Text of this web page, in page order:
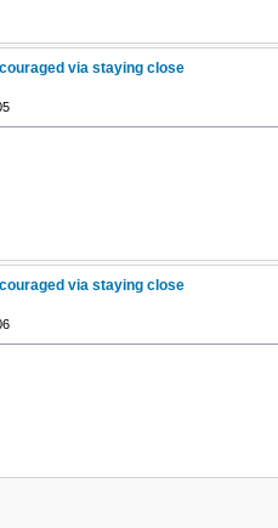
via staying close
via staying close